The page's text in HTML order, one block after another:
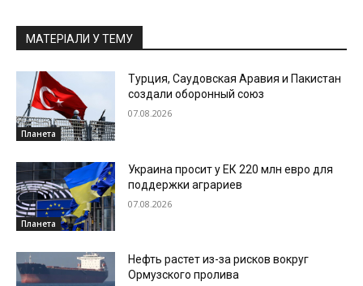
МАТЕРІАЛИ У ТЕМУ
Планета
Турция, Саудовская Аравия и Пакистан
создали оборонный союз
07.08.2026
Планета
Украина просит у ЕК 220 млн евро для
поддержки аграриев
07.08.2026
Нефть растет из-за рисков вокруг
Ормузского пролива